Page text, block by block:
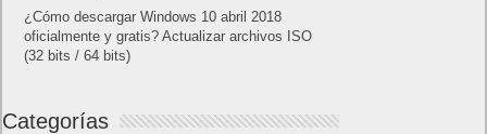
¿Cómo descargar Windows 10 abril 2018
oficialmente y gratis? Actualizar archivos ISO
(32 bits / 64 bits)
Categorías